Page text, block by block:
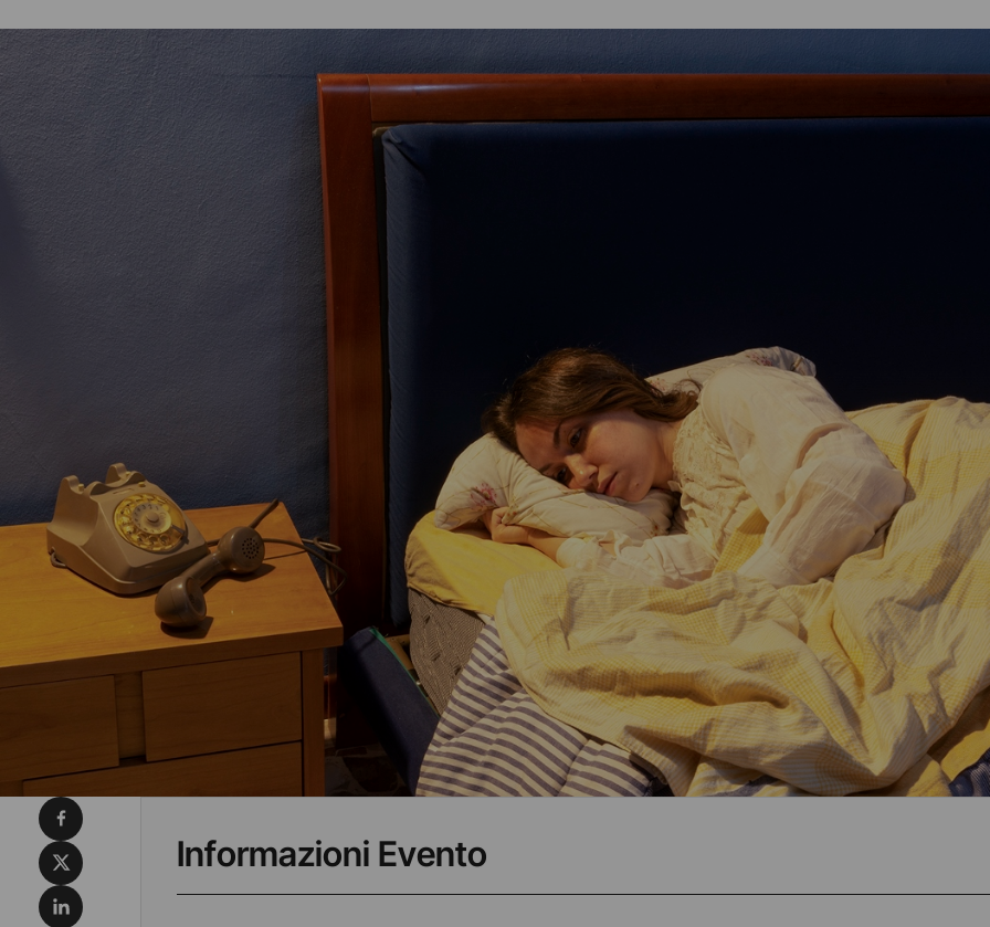
Informazioni Evento
Condividi su Facebook
Condividi su X
Condividi su LinkedIn